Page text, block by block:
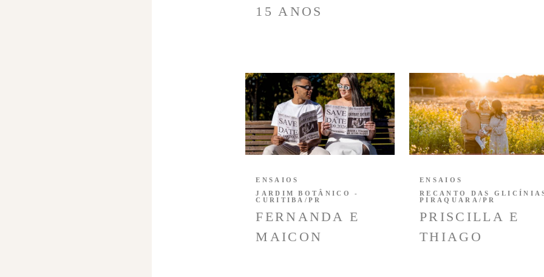
15 ANOS
FERNANDA E
MAICON
ENSAIOS
JARDIM BOTÂNICO -
CURITIBA/PR
PRISCILLA E
THIAGO
ENSAIOS
RECANTO DAS
PIRAQUARA/PR